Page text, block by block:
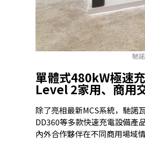
馳
單體式480kW極速
Level 2家用、商用
除了亮相最新MCS系統，馳諾
DD360等多款快速充電設備產
內外合作夥伴在不同商用場域